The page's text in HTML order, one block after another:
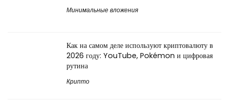
Минимальные вложения
Как на самом деле используют криптовалюту в
2026 году: YouTube, Pokémon и цифровая
рутина
Крипто